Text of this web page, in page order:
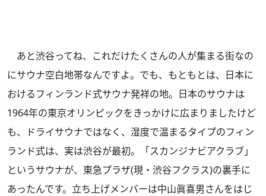
あと渋谷ってね、これだけたくさんの人が集まる街なの
にサウナ空白地帯なんですよ。でも、もともとは、日本に
おけるフィンランド式サウナ発祥の地。日本のサウナは
1964年の東京オリンピックをきっかけに広まりましたけど
も、ドライサウナではなく、湿度で温まるタイプのフィン
ランド式は、実は渋谷が最初。「スカンジナビアクラブ」
というサウナが、東急プラザ(現・渋谷フクラス)の裏手に
あったんです。立ち上げメンバーは中山眞喜男さんをはじ